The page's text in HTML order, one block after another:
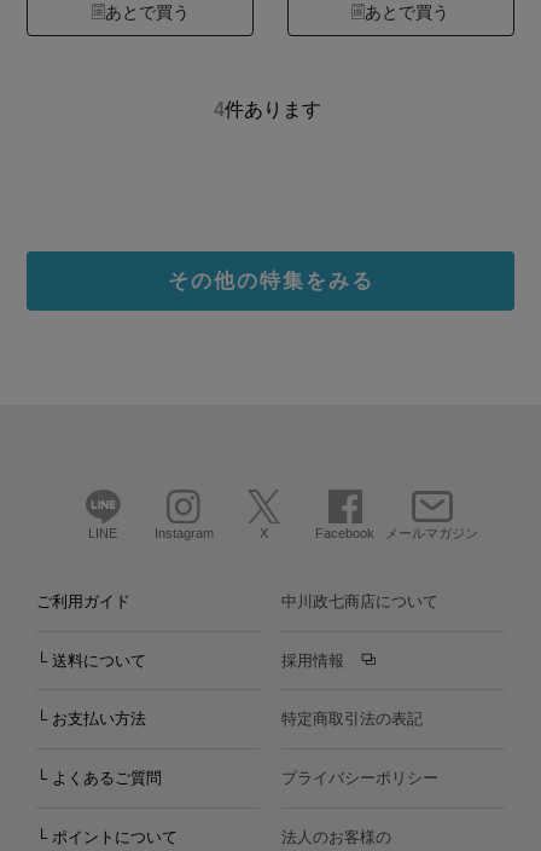
あとで買う あとで買う
4件あります
その他の特集をみる
LINE Instagram X Facebook メールマガジン
ご利用ガイド
└ 送料について
└ お支払い方法
└ よくあるご質問
└ ポイントについて
中川政七商店について
採用情報
特定商取引法の表記
プライバシーポリシー
法人のお客様の